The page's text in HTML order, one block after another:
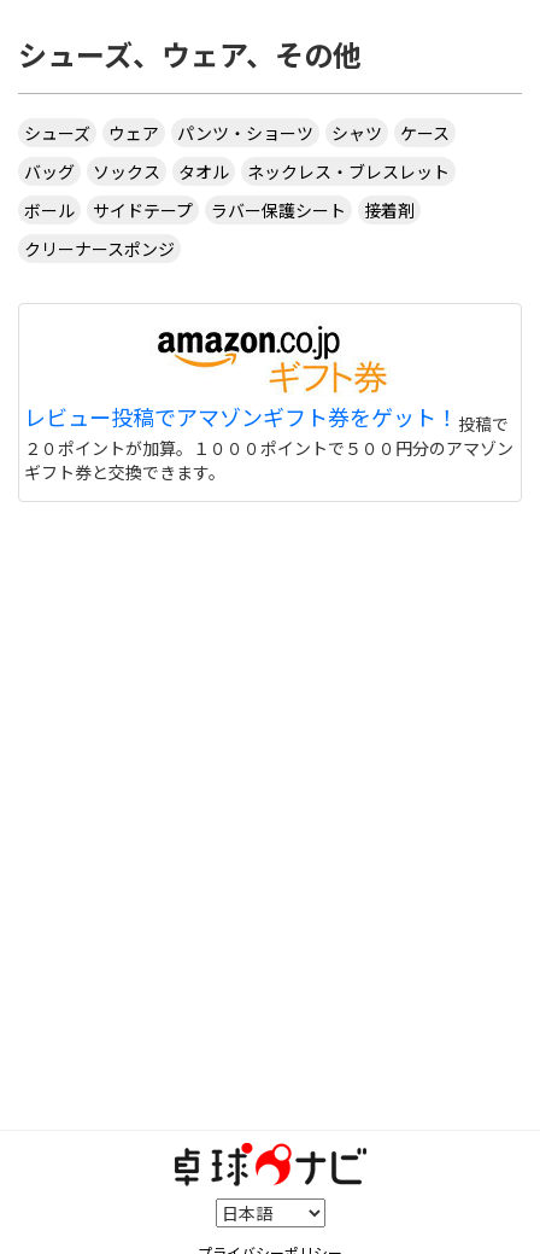
カテ違いですが・・ 攻略サイトには スピンは相手
のコートに球があるときに自分のラケット付近をダ
ブルタップ！する と書いてありますのでやっぱり
ダブルタップではないでしょうか・・・
サイトを見る
CUSTOM TABLE TENNIS というサイトでラバーを
http://www.customtabletennis.co.uk/ですが この
サイトは日本からでも購入できますか？ また個人
情報は英語で入力する必要があるのでしょうか？
偽物うってるとこもあるので 海外のサイトって注意
しないと危ない 個人輸入とかしてオクで偽物うって
る人もいるけど
サイトを見る
シューズ、ウェア、その他
シューズ ウェア パンツ・ショーツ シャツ
ケース
バッグ
ソックス タオル
ネックレス・ブレスレット
ボール
サイドテープ ラバー保護シート
接着剤
クリーナースポンジ
レビュー投稿でアマゾンギフト券をゲット！ 投稿で
２０ポイントが加算。１０００ポイントで５００円分のアマゾン
ギフト券と交換できます。